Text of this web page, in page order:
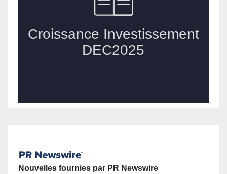
Nouvelles fournies par PR Newswire